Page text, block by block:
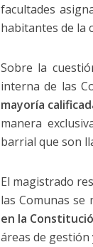
facultades
habitantes de la
Sobre la
interna de las
mayoría
manera
barrial que son
El magistrado
las Comunas
en la
áreas de